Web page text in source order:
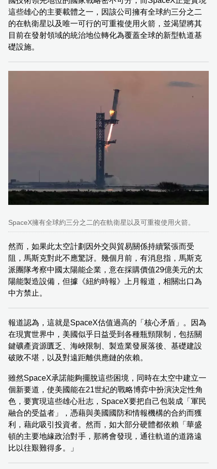
這些雄心的主要載體之一，因該公司擁有全球約三分之二
的在軌衛星以及唯一可行的可重複使用火箭，並渴望將其
目前在發射領域的統治地位轉化為覆蓋全球的新型軌道基
礎設施。
SpaceX擁有全球約三分之二的在軌衛星以及可重複使用火箭。
然而，如果此太空計劃因外交與貿易關係持續緊張而受
阻，馬斯克對此不應驚訝。幾個月前，有消息指，馬斯克
派團隊考察中國太陽能企業，意在採購價值29億美元的太
陽能製造設備，但據《紐約時報》上月報道，相關出口為
中方禁止。
報道認為，這就是SpaceX估值過高的「核心矛盾」。因為
在現實世界中，美國似乎日益受到各種瓶頸限制，包括關
鍵礦產資源匱乏、海峽限制、製造業發展落後、基礎建設
破敗不堪，以及對遠距離供應鏈的依賴。
雖然SpaceX承諾能夠擺脫這些困境，同時在太空中建立一
個新要道，使美國能在21世紀的戰略博弈中扮演決定性角
色，要實現這些雄心壯志，SpaceX要把自己包裝成「軍民
融合的受益者」，憑藉與美國國防和情報機構的合約而獲
利，藉此吸引投資者。然而，如大部分硬體都依賴「華盛
頓的主要地緣政治對手，那將會發現，通往軌道的道路遠
比以往艱難得多。」